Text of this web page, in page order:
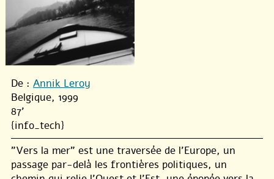
De : Annik Leroy
Belgique, 1999
87'
{info_tech}
"Vers la mer" est une traversée de l’Europe, un
passage par-delà les frontières politiques, un